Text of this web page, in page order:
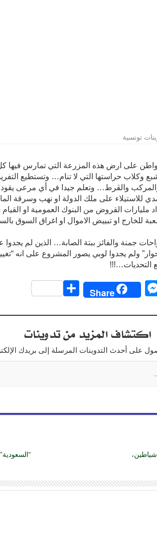
تونسية
على ارض هذه المزرعة التي تمارس فيها كل
وكلاب حراستها التي لا تنام… وتستطيع
والڨرط… وتعلم جيدا في أي مرعى
للاستيلاء على ملك الدولة او نهب وسرقة
مليارات القروض من البنوك العمومية او
للخارج او تبييض الاموال او اغراق السوق
جمنة والفائز ببتة الصابة… الذين لم يجدوا
ولم يجدوا لوبي يصور المشروع على انه
التحديات…!!!
gr
M
ss
e
n
Share
ar
e
اكتشاف المزيد من تدوينات
على أحدث التدوينات المرسلة إلى بريدك
شياطين،